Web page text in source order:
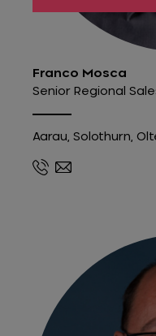
Franco Mosca
Senior Regional
Aarau, Solothurn,